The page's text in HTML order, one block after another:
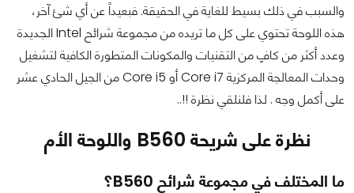
والسبب في ذلك بسيط للغاية في الحقيقة. فبعيداً عن أي شئ آخر،
هذه اللوحة تحتوي على كل ما تريده من مجموعة شرائح Intel الجديدة
وعدد أكثر من كافٍ من التقنيات والمكونات المتطورة الكافية لتشغيل
وحدات المعالجة المركزية Core i7 أو Core i5 من الجيل الحادي عشر
على أكمل وجه . لذا فلنلقي نظرة !!..
نظرة على شريحة B560 واللوحة الأم
ما المختلف في مجموعة شرائح B560؟